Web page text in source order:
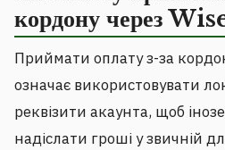
кордону через
Приймати оплату з-за
означає використовувати
реквізити акаунта, щоб
надіслати гроші у звичній